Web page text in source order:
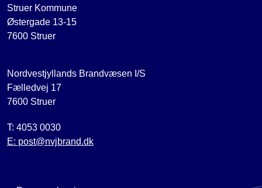
Struer Kommune
Østergade 13-15
7600 Struer
Nordvestjyllands Brandvæsen I/S
Fælledvej 17
7600 Struer
T: 4053 0030
E: post@nvjbrand.dk